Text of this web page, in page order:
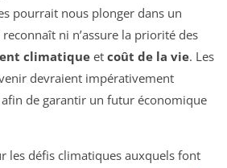
pourrait nous plonger dans un
ni n’assure la priorité des
climatique et coût de la vie. Les
devraient impérativement
de garantir un futur économique
les défis climatiques auxquels font